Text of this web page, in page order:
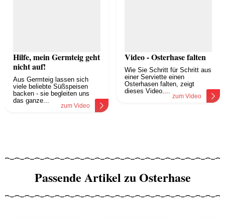
Hilfe, mein Germteig geht
nicht auf!
Aus Germteig lassen sich
viele beliebte Süßspeisen
backen - sie begleiten uns
das ganze...
zum Video
Video - Osterhase falten
Wie Sie Schritt für Schritt aus
einer Serviette einen
Osterhasen falten, zeigt
dieses Video....
zum Video
Passende Artikel zu Osterhase